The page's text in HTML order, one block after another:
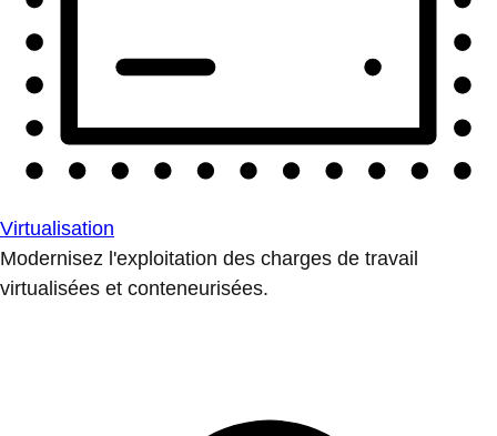
Virtualisation
Modernisez l'exploitation des charges de travail
virtualisées et conteneurisées.